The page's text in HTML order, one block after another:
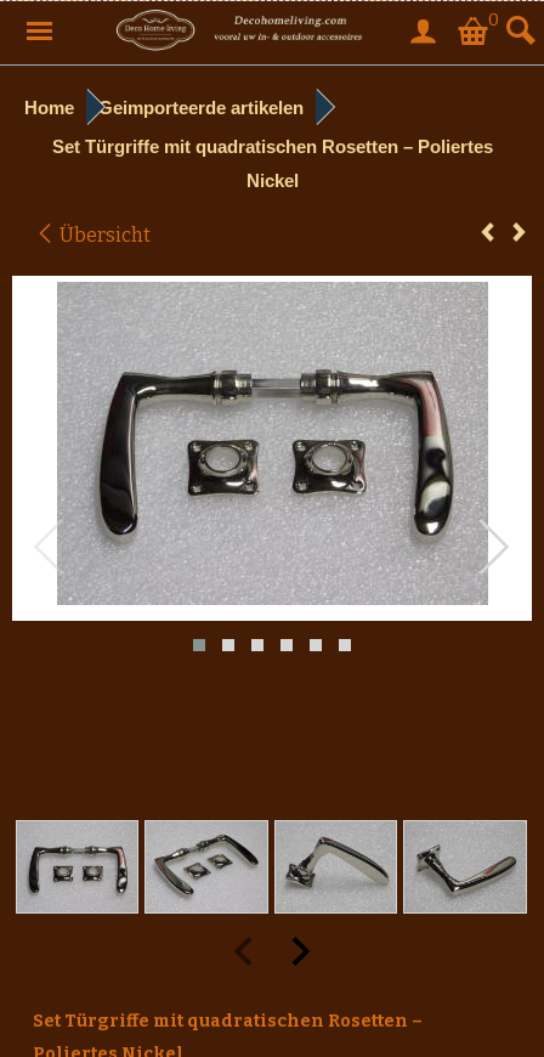
0
Home
Geimporteerde artikelen
Set Türgriffe mit quadratischen Rosetten – Poliertes
Nickel
Übersicht
Set Türgriffe mit quadratischen Rosetten –